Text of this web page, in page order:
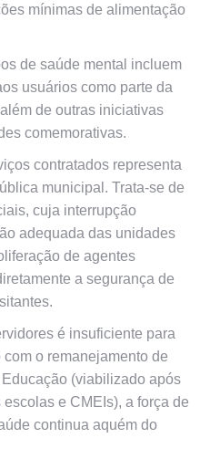
mínimas de alimentação
de saúde mental incluem
usuários como parte da
de outras iniciativas
comemorativas.
contratados representa
municipal. Trata-se de
cuja interrupção
adequada das unidades
de agentes
a segurança de
é insuficiente para
o remanejamento de
(viabilizado após
e CMEIs), a força de
continua aquém do